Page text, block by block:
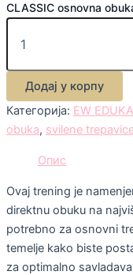
CLASSIC osnovna
Додај у корпу
Категорија: EW
obuka, svilene
Опис
Ovaj trening je
direktnu obuku na
potrebno za osnovni
temelje kako biste
za optimalno